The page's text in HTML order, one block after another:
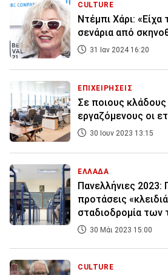
CULTURE
Ντέμπι Χάρι:
σενάρια από
31 Ιαν 2024 16:20
ΕΠΙΧΕΙΡΗΣΕΙΣ
Σε ποιους
εργαζόμενους οι
30 Ιουν 2023 13:15
ΕΛΛΑΔΑ
Πανελλήνιες 2023:
προτάσεις
σταδιοδρομία των
30 Μάι 2023 15:00
CULTURE